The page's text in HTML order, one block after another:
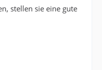
stellen sie eine gute